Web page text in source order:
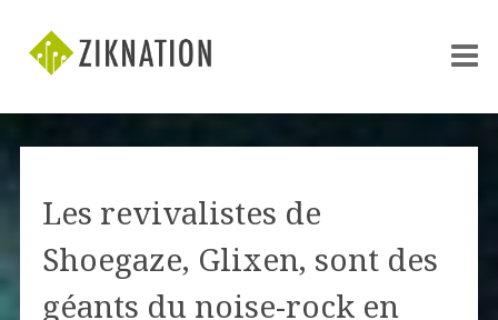
Les revivalistes de
Shoegaze, Glixen, sont des
géants du noise-rock en